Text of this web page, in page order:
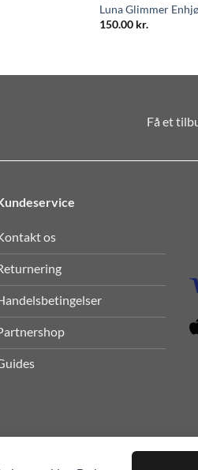
Luna Glimmer
150.00 kr.
Få et
os